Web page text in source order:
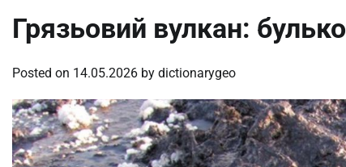
Грязьовий вулкан:
Posted on 14.05.2026 by dictionarygeo